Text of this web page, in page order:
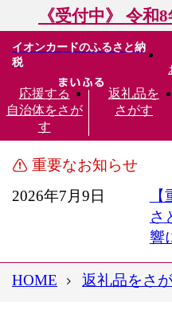
《受付中》 令和
イオンカードのふるさと納
税
応援する
自治体をさが
す
返礼品を
さがす
重要なお知らせ
2026年7月9日
さ
響
HOME 返礼品をさ